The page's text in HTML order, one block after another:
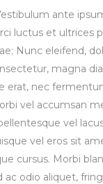
ante
luctus et ultrices
Nunc eleifend,
magna
erat, nec
vel accumsan
vel
vel eros sit
cursus. Morbi
ac odio aliquet,